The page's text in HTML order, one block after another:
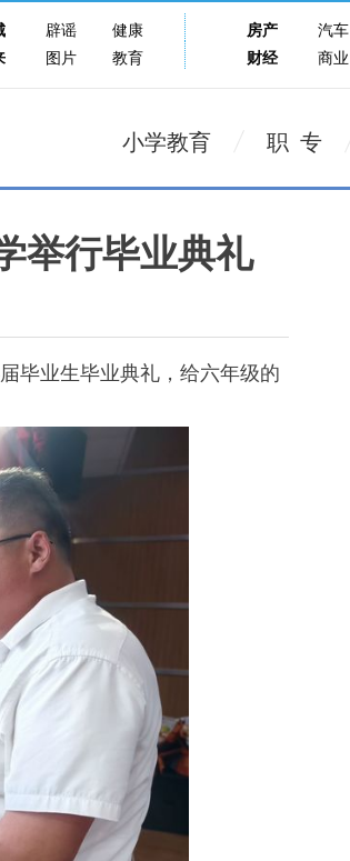
辟谣 健康 房产 汽车
图片 教育 财经 商业
小学教育 职 专
举行毕业典礼
毕业生毕业典礼，给六年级的